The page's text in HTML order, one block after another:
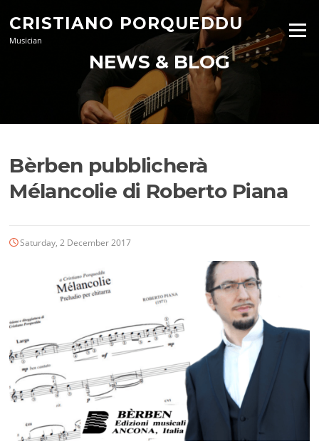
content
CRISTIANO PORQUEDDU
Musician
Menu
NEWS & BLOG
Bèrben pubblicherà
Mélancolie di Roberto Piana
Saturday, 2 December 2017